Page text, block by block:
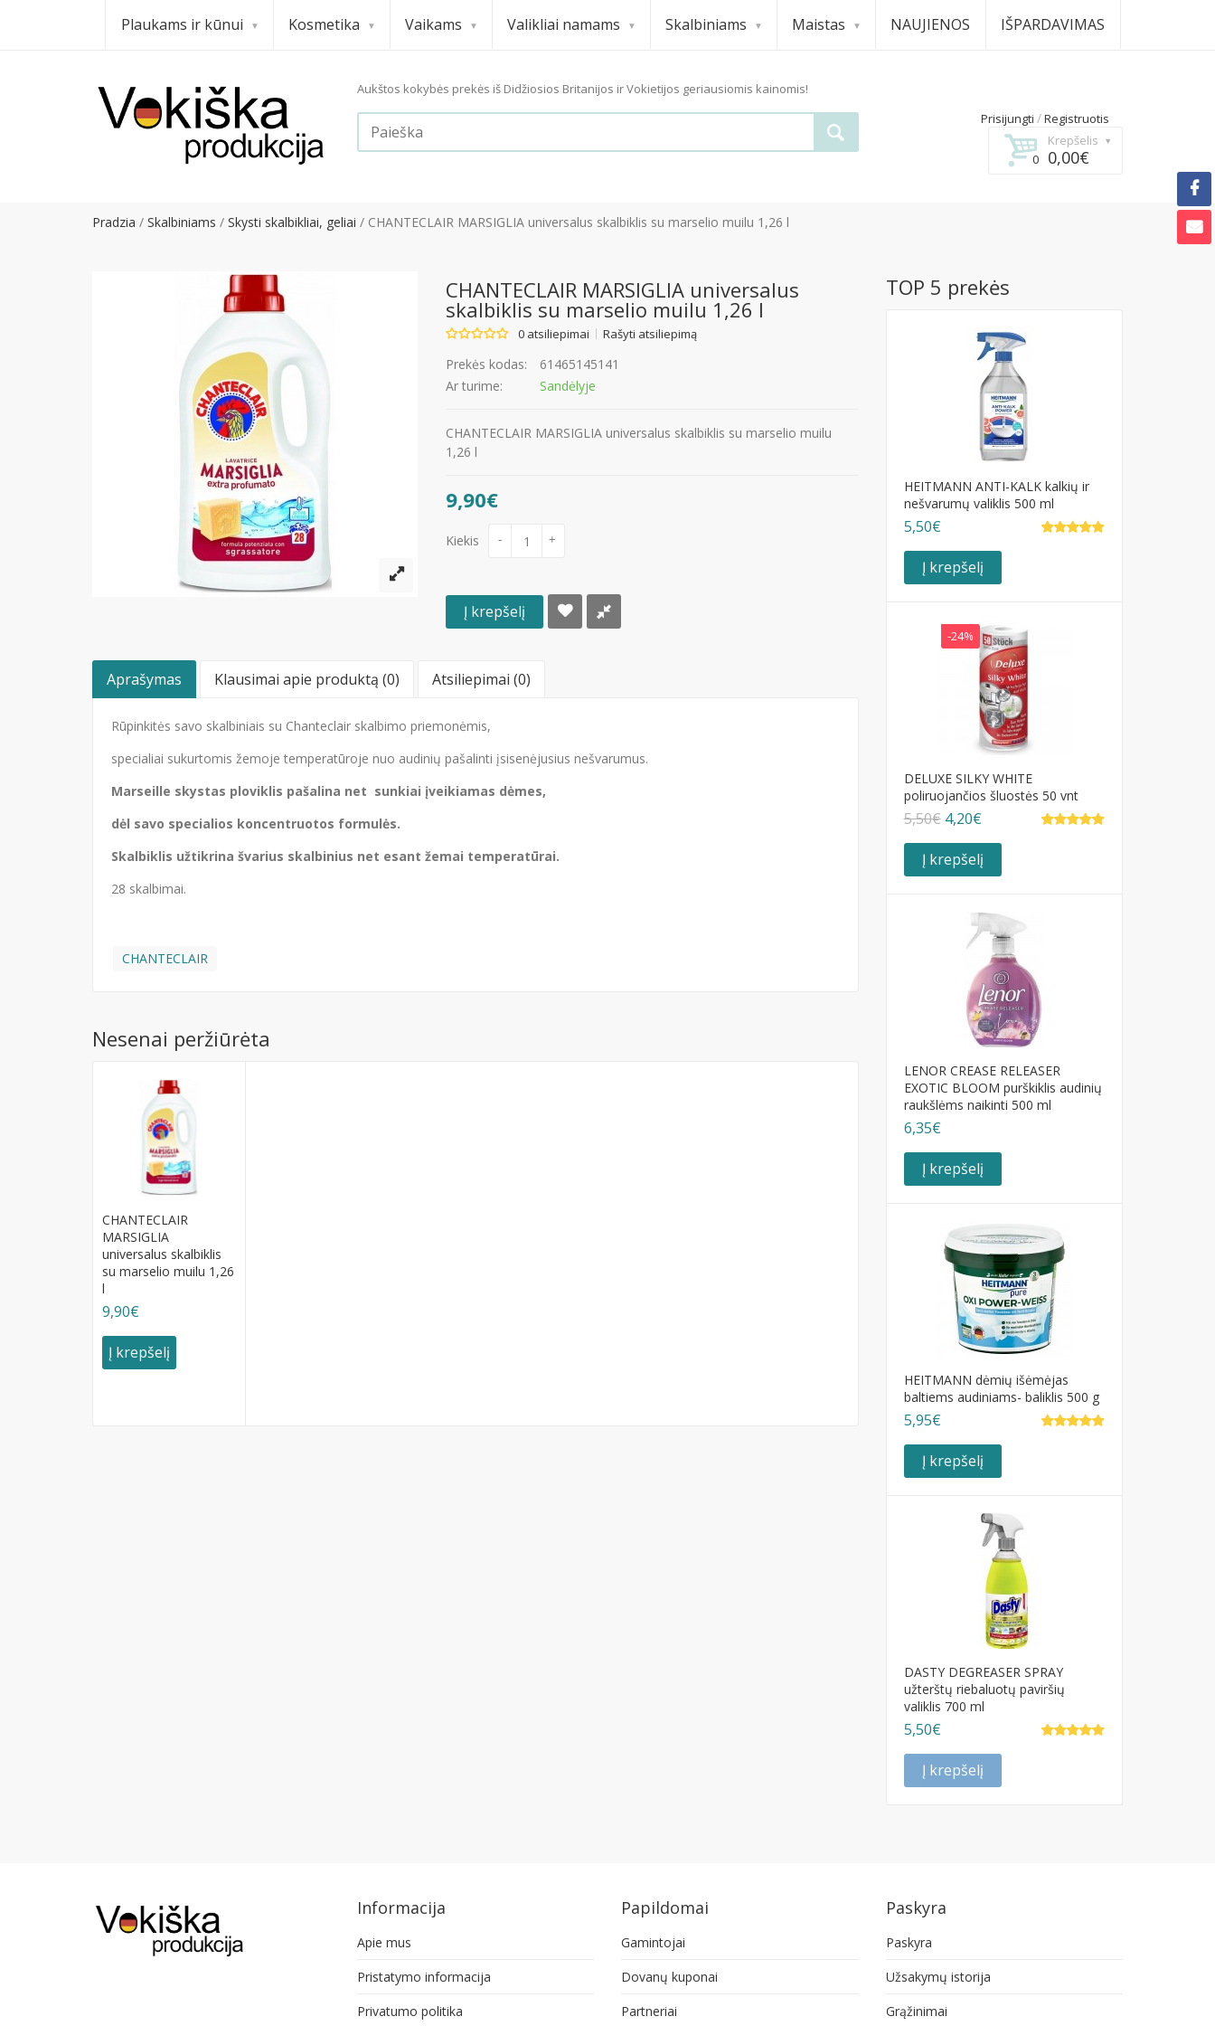
Plaukams ir kūnui Kosmetika Vaikams Valikliai namams Skalbiniams Maistas NAUJIENOS IŠPARDAVIMAS
Aukštos kokybės prekės iš Didžiosios Britanijos ir Vokietijos geriausiomis kainomis!
Prisijungti /Registruotis
Krepšelis
0
0,00€
Pradzia Skalbiniams Skysti skalbikliai, geliai CHANTECLAIR MARSIGLIA universalus skalbiklis su marselio muilu 1,26 l
CHANTECLAIR MARSIGLIA universalus
skalbiklis su marselio muilu 1,26 l
0 atsiliepimai Rašyti atsiliepimą
Prekės kodas:
61465145141
Ar turime:
Sandėlyje
CHANTECLAIR MARSIGLIA universalus skalbiklis su marselio muilu
1,26 l
9,90€
Kiekis - +
Į krepšelį
Aprašymas Klausimai apie produktą (0) Atsiliepimai (0)
Rūpinkitės savo skalbiniais su Chanteclair skalbimo priemonėmis,
specialiai sukurtomis žemoje temperatūroje nuo audinių pašalinti įsisenėjusius nešvarumus.
Marseille skystas ploviklis pašalina net sunkiai įveikiamas dėmes,
dėl savo specialios koncentruotos formulės.
Skalbiklis užtikrina švarius skalbinius net esant žemai temperatūrai.
28 skalbimai.
CHANTECLAIR
Nesenai peržiūrėta
CHANTECLAIR
MARSIGLIA
universalus skalbiklis
su marselio muilu 1,26
l
9,90€
Į krepšelį
TOP 5 prekės
HEITMANN ANTI-KALK kalkių ir
nešvarumų valiklis 500 ml
5,50€
Į krepšelį
-24%
DELUXE SILKY WHITE
poliruojančios šluostės 50 vnt
5,50€ 4,20€
Į krepšelį
LENOR CREASE RELEASER
EXOTIC BLOOM purškiklis audinių
raukšlėms naikinti 500 ml
6,35€
Į krepšelį
HEITMANN dėmių išėmėjas
baltiems audiniams- baliklis 500 g
5,95€
Į krepšelį
DASTY DEGREASER SPRAY
užterštų riebaluotų paviršių
valiklis 700 ml
5,50€
Į krepšelį
Informacija
Apie mus
Pristatymo informacija
Privatumo politika
Papildomai
Gamintojai
Dovanų kuponai
Partneriai
Paskyra
Paskyra
Užsakymų istorija
Grąžinimai